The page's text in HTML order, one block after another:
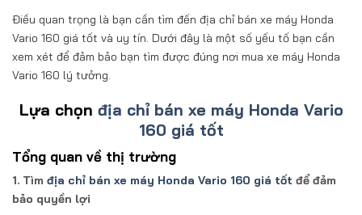
Điều quan trọng là bạn cần tìm đến địa chỉ bán xe máy Honda
Vario 160 giá tốt và uy tín. Dưới đây là một số yếu tố bạn cần
xem xét để đảm bảo bạn tìm được đúng nơi mua xe máy Honda
Vario 160 lý tưởng.
Lựa chọn địa chỉ bán xe máy Honda Vario
160 giá tốt
Tổng quan về thị trường
1. Tìm địa chỉ bán xe máy Honda Vario 160 giá tốt để đảm
bảo quyền lợi